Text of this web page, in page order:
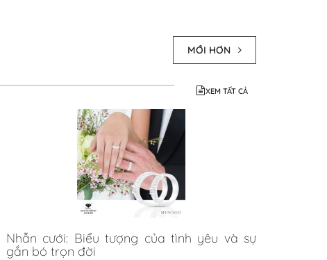
MỚI HƠN
XEM TẤT CẢ
Nhẫn cưới: Biểu tượng của tình yêu và sự
gắn bó trọn đời